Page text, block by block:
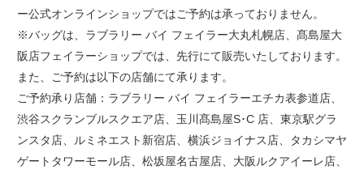
ー公式オンラインショップではご予約は承っておりません。
※バッグは、ラブラリー バイ フェイラー大丸札幌店、髙島屋大
阪店フェイラーショップでは、先行にて販売いたしております。
また、ご予約は以下の店舗にて承ります。
ご予約承り店舗：ラブラリー バイ フェイラーエチカ表参道店、
渋谷スクランブルスクエア店、玉川髙島屋S･C 店、東京駅グラ
ンスタ店、ルミネエスト新宿店、横浜ジョイナス店、タカシマヤ
ゲートタワーモール店、松坂屋名古屋店、大阪ルクアイーレ店、